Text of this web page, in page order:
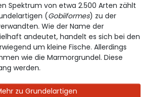
Spektrum von etwa 2.500 Arten zählt
(Gobiiformes) zu der
Wie der Name der
andeutet, handelt es sich bei den
um kleine Fische. Allerdings
wie die Marmorgrundel. Diese
werden.
zu Grundelartigen